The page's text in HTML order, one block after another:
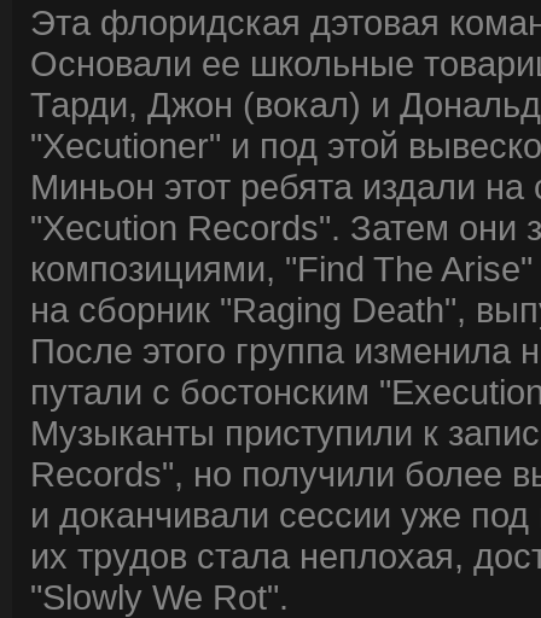
Эта флоридская дэтовая
Основали ее школьные
Тарди, Джон (вокал) и
"Xecutioner" и под этой
Миньон этот ребята издали
"Xecution Records". Затем они
композициями, "Find The
на сборник "Raging Death",
После этого группа изменила
путали с бостонским
Музыканты приступили к
Records", но получили более
и доканчивали сессии уже
их трудов стала неплохая,
"Slowly We Rot".